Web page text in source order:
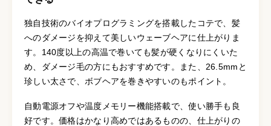
独自技術のバイオプログラミングを搭載したコテで、髪
へのダメージを抑えて美しいウェーブヘアに仕上がりま
す。140度以上の高温で巻いても髪が硬くなりにくいた
め、ダメージ毛の方にもおすすめです。また、26.5mmと
珍しい太さで、ボブヘアを巻きやすいのもポイント。
自動電源オフや温度メモリー機能搭載で、使い勝手も良
好です。価格はかなり高めではあるものの、仕上がりの